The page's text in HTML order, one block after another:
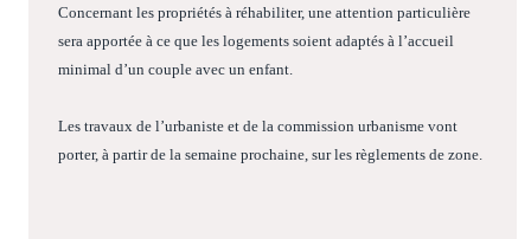
Concernant les propriétés à réhabiliter, une attention particulière
sera apportée à ce que les logements soient adaptés à l’accueil
minimal d’un couple avec un enfant.
Les travaux de l’urbaniste et de la commission urbanisme vont
porter, à partir de la semaine prochaine, sur les règlements de zone.